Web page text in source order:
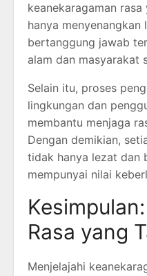
keanekaragaman
hanya menyenangkan
bertanggung jawab
alam dan masyarakat
Selain itu, proses
lingkungan dan
membantu menjaga
Dengan demikian,
tidak hanya lezat dan
mempunyai nilai
Rasa yang
Menjelajahi